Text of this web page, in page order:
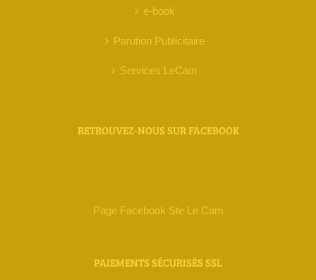
e-book
Parution Publicitaire
Services LeCam
RETROUVEZ-NOUS SUR FACEBOOK
Page Facebook Ste Le Cam
PAIEMENTS SÉCURISÉS SSL